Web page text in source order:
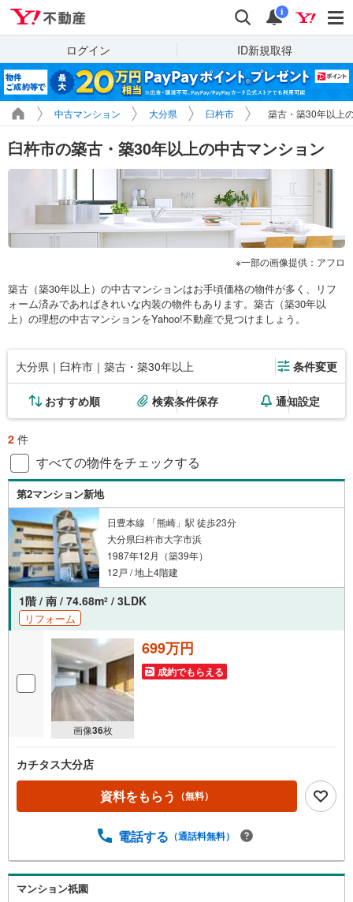
検索 通知
i
ログイン ID新規取得
中古マンション 大分県 臼杵市 築古・築30年以上
臼杵市の築古・築30年以上の中古マンション
一部の画像提供：アフロ
築古（築30年以上）の中古マンションはお手頃価格の物件が多く、リフ
ォーム済みであればきれいな内装の物件もあります。築古（築30年以
上）の理想の中古マンションをYahoo!不動産で見つけましょう。
大分県｜臼杵市｜築古・築30年以上 条件変更
おすすめ順 検索条件保存 通知設定
2 件
すべての物件をチェックする
第2マンション新地
日豊本線 「熊崎」駅 徒歩23分
大分県臼杵市大字市浜
1987年12月（築39年）
12戸 / 地上4階建
1階 / 南 / 74.68m2 / 3LDK
リフォーム
画像36枚
699万円
成約でもらえる
カチタス大分店
資料をもらう （無料）
電話する （通話料無料）
マンション祇園